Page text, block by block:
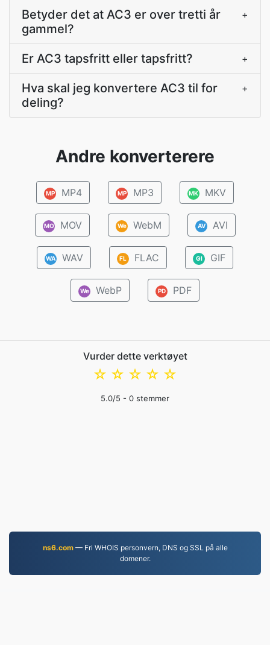
Betyder det at AC3 er over tretti år
gammel?
+
Er AC3 tapsfritt eller tapsfritt? +
Hva skal jeg konvertere AC3 til for
deling?
+
Andre konverterere
MP MP4 MP MP3 MK MKV
MO MOV We WebM AV AVI
WA WAV FL FLAC GI GIF
We WebP PD PDF
Vurder dette verktøyet
☆
☆
☆
☆
☆
5.0/5 - 0 stemmer
ns6.com— Fri WHOIS personvern, DNS og SSL på alle
domener.